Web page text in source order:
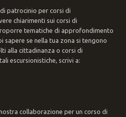
patrocinio per corsi di
chiarimenti sui corsi di
tematiche di approfondimento
sapere se nella tua zona si tengono
alla cittadinanza o corsi di
escursionistiche, scrivi a:
collaborazione per un corso di